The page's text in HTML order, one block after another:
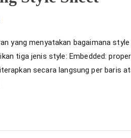
Style
yang menyatakan bagaimana
tiga jenis style: Embedded:
secara langsung per baris